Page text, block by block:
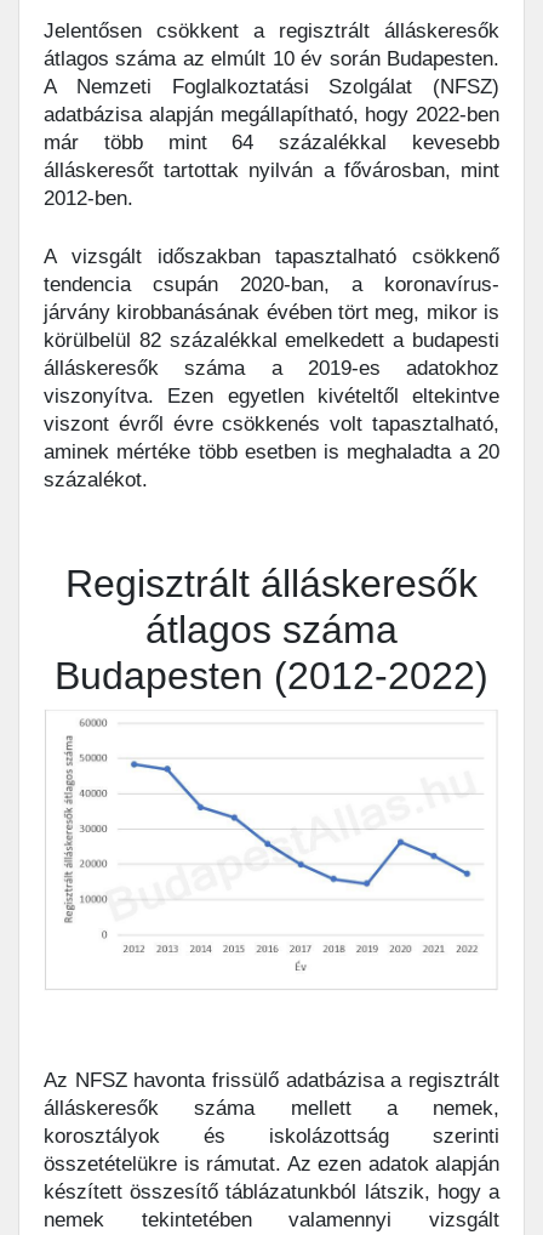
Jelentősen csökkent a regisztrált álláskeresők
átlagos száma az elmúlt 10 év során Budapesten.
A Nemzeti Foglalkoztatási Szolgálat (NFSZ)
adatbázisa alapján megállapítható, hogy 2022-ben
már több mint 64 százalékkal kevesebb
álláskeresőt tartottak nyilván a fővárosban, mint
2012-ben.
A vizsgált időszakban tapasztalható csökkenő
tendencia csupán 2020-ban, a koronavírus-
járvány kirobbanásának évében tört meg, mikor is
körülbelül 82 százalékkal emelkedett a budapesti
álláskeresők száma a 2019-es adatokhoz
viszonyítva. Ezen egyetlen kivételtől eltekintve
viszont évről évre csökkenés volt tapasztalható,
aminek mértéke több esetben is meghaladta a 20
százalékot.
Regisztrált álláskeresők
átlagos száma
Budapesten (2012-2022)
Az NFSZ havonta frissülő adatbázisa a regisztrált
álláskeresők száma mellett a nemek,
korosztályok és iskolázottság szerinti
összetételükre is rámutat. Az ezen adatok alapján
készített összesítő táblázatunkból látszik, hogy a
nemek tekintetében valamennyi vizsgált